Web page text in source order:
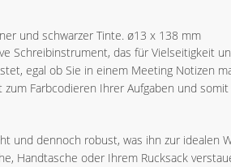
und schwarzer Tinte. ø13 x 138 mm
Schreibinstrument, das für Vielseitigkeit
egal ob Sie in einem Meeting Notizen
Farbcodieren Ihrer Aufgaben und
und dennoch robust, was ihn zur idealen
Handtasche oder Ihrem Rucksack